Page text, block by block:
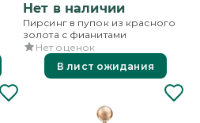
Нет в наличии
Пирсинг в пупок из красного
золота с фианитами
Нет оценок
В лист ожидания